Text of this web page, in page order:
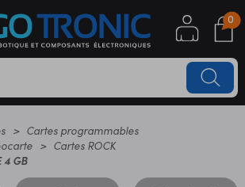
0
Cartes programmables
Cartes ROCK
4 GB